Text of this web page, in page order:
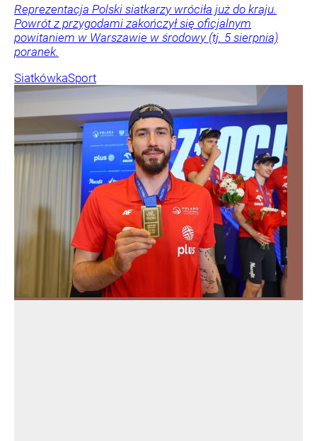
Reprezentacja Polski siatkarzy wróciła już do kraju.
Powrót z przygodami zakończył się oficjalnym
powitaniem w Warszawie w środowy (tj. 5 sierpnia)
poranek.
SiatkówkaSport